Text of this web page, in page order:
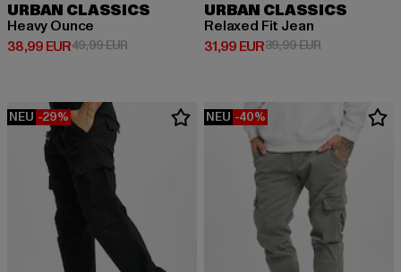
URBAN CLASSICS
Heavy Ounce
38,99 EUR
Derzeitiger Preis: 38,99 EUR
49,99 EURAktionspreis: 49,99 EUR
URBAN CLASSICS
Relaxed Fit Jean
31,99 EUR
Derzeitiger Preis: 31,99 EUR
39,99 EURAktionspreis:
NEU -29% NEU -40%